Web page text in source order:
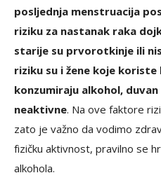
posljednja menstruacija
riziku za nastanak raka
starije su prvorotkinje ili
riziku su i žene koje
konzumiraju alkohol,
neaktivne. Na ove faktore
zato je važno da vodimo
fizičku aktivnost, pravilno se
alkohola.